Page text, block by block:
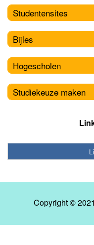
Studentensites
Bijles
Hogescholen
Studiekeuze maken
Copyright ©